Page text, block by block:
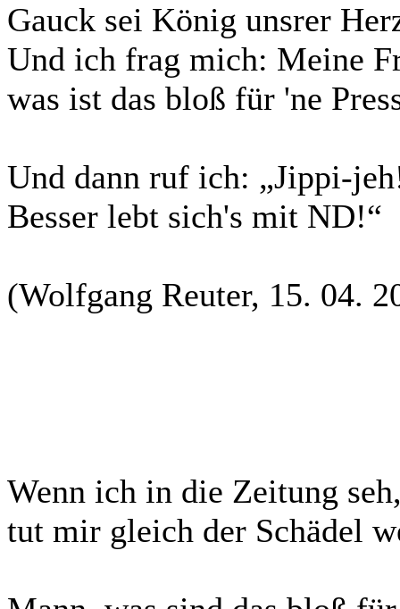
Gauck sei König unsrer
Und ich frag mich: Meine
was ist das bloß für 'ne
Und dann ruf ich: „Jippi-
Besser lebt sich's mit ND!“
(Wolfgang Reuter, 15. 04.
Wenn ich in die Zeitung
tut mir gleich der Schädel